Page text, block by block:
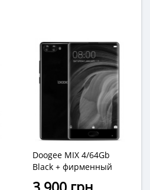
Doogee MIX 4/64Gb
Black + фирменный